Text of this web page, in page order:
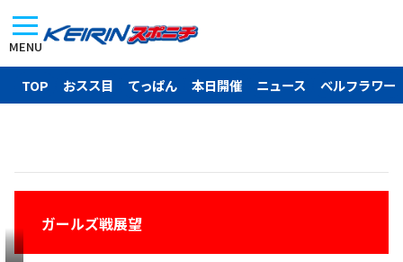
MENU
TOP おスス目 てっぱん 本日開催 ニュース ベルフラワー
ガールズ戦展望